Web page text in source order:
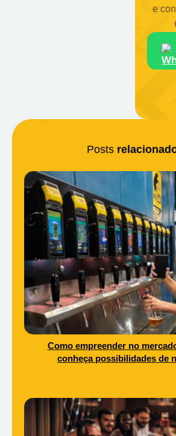
e
Posts
Como empreender no
conheça possibilidades de